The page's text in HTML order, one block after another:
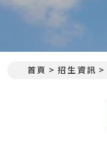
首頁 招生資訊